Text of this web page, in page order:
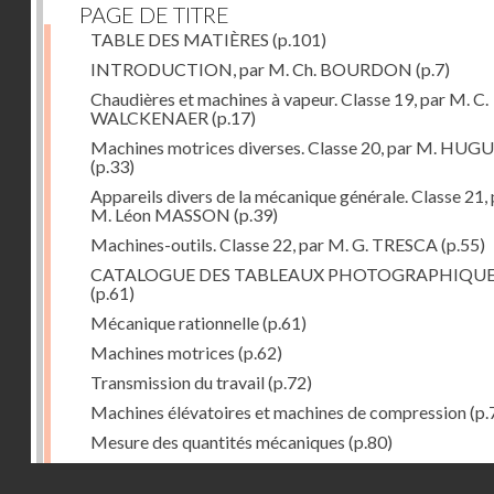
PAGE DE TITRE
TABLE DES MATIÈRES (p.101)
INTRODUCTION, par M. Ch. BOURDON (p.7)
Chaudières et machines à vapeur. Classe 19, par M. C.
WALCKENAER (p.17)
Machines motrices diverses. Classe 20, par M.
(p.33)
Appareils divers de la mécanique générale. Classe 21,
M. Léon MASSON (p.39)
Machines-outils. Classe 22, par M. G. TRESCA (p.55)
CATALOGUE DES TABLEAUX
(p.61)
Mécanique rationnelle(p.61)
Machines motrices (p.62)
Transmission du travail(p.72)
Machines élévatoires et machines de compression
Mesure des quantités mécaniques (p.80)